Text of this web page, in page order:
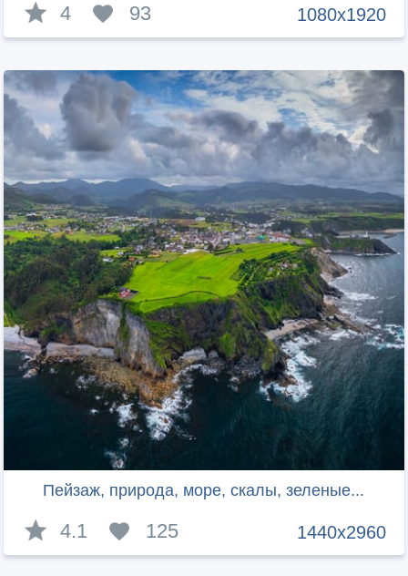
1080x1920
4 93
Пейзаж, природа, море, скалы, зеленые...
1440x2960
4.1 125